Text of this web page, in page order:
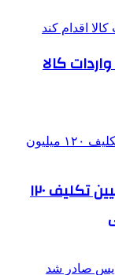
کالا
اخطار قاضی پرونده چای دبش برای تعیین تکلیف ۱۲۰